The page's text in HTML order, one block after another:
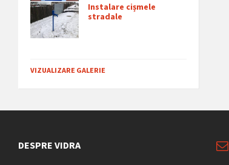
Instalare cișmele
stradale
VIZUALIZARE GALERIE
DESPRE VIDRA